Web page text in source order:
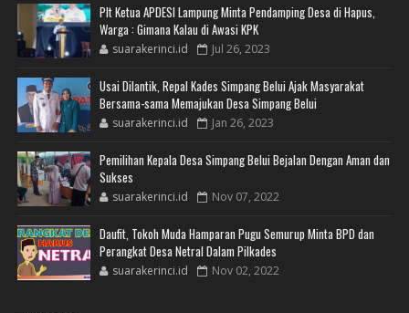
Plt Ketua APDESI Lampung Minta Pendamping Desa di Hapus,
Warga : Gimana Kalau di Awasi KPK
suarakerinci.id Jul 26, 2023
Usai Dilantik, Repal Kades Simpang Belui Ajak Masyarakat
Bersama-sama Memajukan Desa Simpang Belui
suarakerinci.id Jan 26, 2023
Pemilihan Kepala Desa Simpang Belui Bejalan Dengan Aman dan
Sukses
suarakerinci.id Nov 07, 2022
Daufit, Tokoh Muda Hamparan Pugu Semurup Minta BPD dan
Perangkat Desa Netral Dalam Pilkades
suarakerinci.id Nov 02, 2022